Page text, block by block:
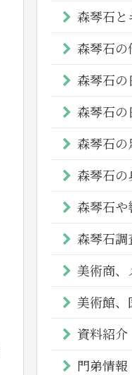
森琴石と
森琴石の
森琴石
森琴石の
森琴石の
森琴石の
森琴石や
森琴石調
美術商、
美術館、
資料紹介
門弟情報